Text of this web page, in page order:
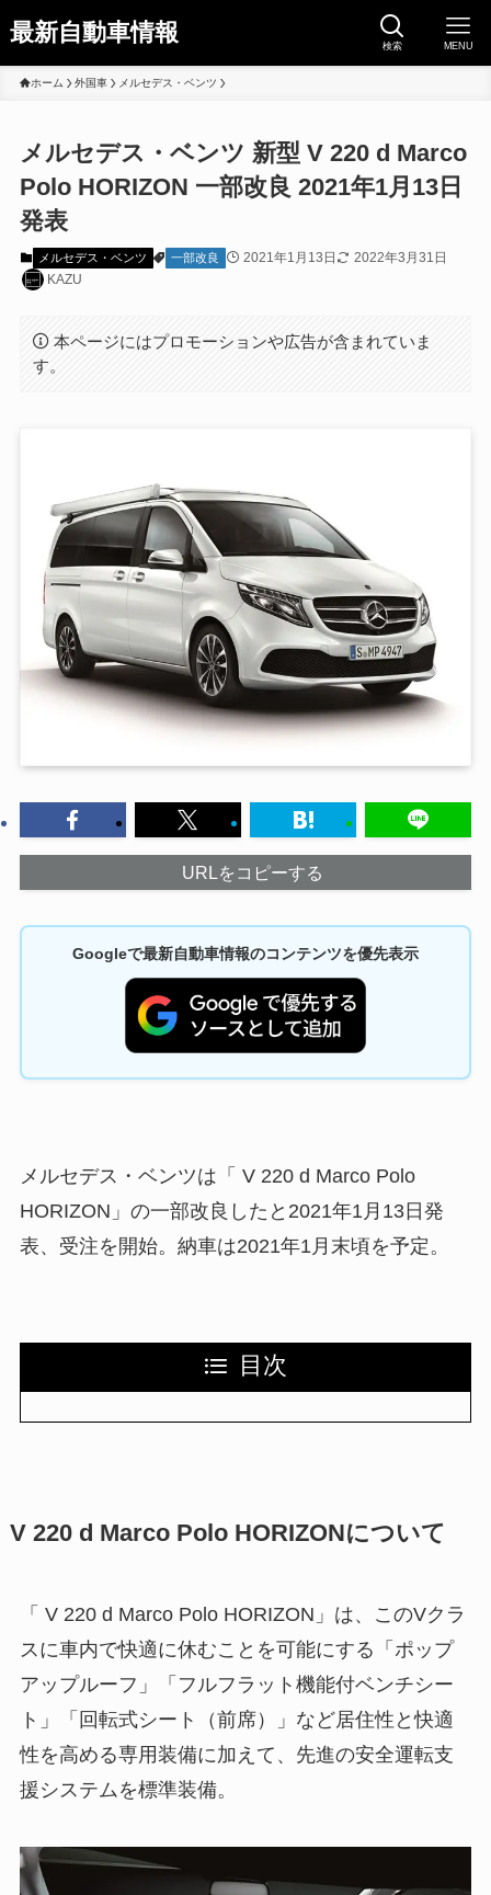
最新自動車情報 検索 MENU
ホーム 外国車 メルセデス・ベンツ
メルセデス・ベンツ 新型 V 220 d Marco
Polo HORIZON 一部改良 2021年1月13日
発表
メルセデス・ベンツ 一部改良 2021年1月13日
2022年3月31日
KAZU
本ページにはプロモーションや広告が含まれていま
す。
URLをコピーする
Googleで最新自動車情報のコンテンツを優先表示
メルセデス・ベンツは「 V 220 d Marco Polo
HORIZON」の一部改良したと2021年1月13日発
表、受注を開始。納車は2021年1月末頃を予定。
目次
V 220 d Marco Polo HORIZONについて
「 V 220 d Marco Polo HORIZON」は、このVクラ
スに車内で快適に休むことを可能にする「ポップ
アップルーフ」「フルフラット機能付ベンチシー
ト」「回転式シート（前席）」など居住性と快適
性を高める専用装備に加えて、先進の安全運転支
援システムを標準装備。